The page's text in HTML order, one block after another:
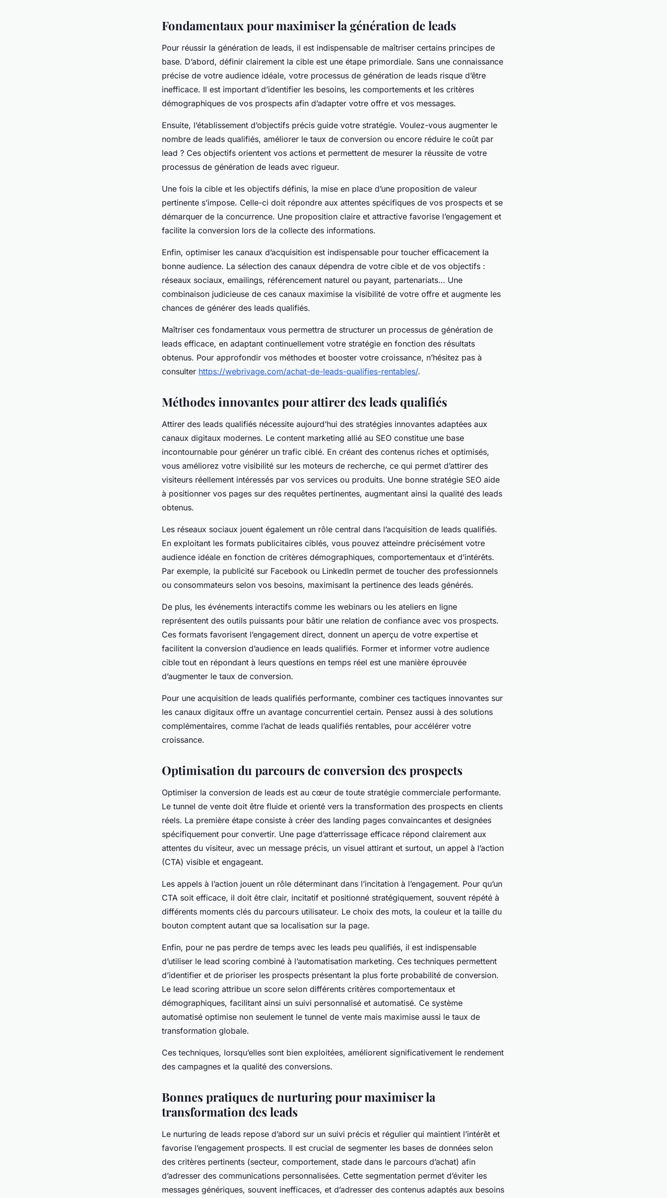
Fondamentaux pour maximiser la génération de leads
Pour réussir la génération de leads, il est indispensable de maîtriser certains principes de
base. D’abord, définir clairement la cible est une étape primordiale. Sans une connaissance
précise de votre audience idéale, votre processus de génération de leads risque d’être
inefficace. Il est important d’identifier les besoins, les comportements et les critères
démographiques de vos prospects afin d’adapter votre offre et vos messages.
Ensuite, l’établissement d’objectifs précis guide votre stratégie. Voulez-vous augmenter le
nombre de leads qualifiés, améliorer le taux de conversion ou encore réduire le coût par
lead ? Ces objectifs orientent vos actions et permettent de mesurer la réussite de votre
processus de génération de leads avec rigueur.
Une fois la cible et les objectifs définis, la mise en place d’une proposition de valeur
pertinente s’impose. Celle-ci doit répondre aux attentes spécifiques de vos prospects et se
démarquer de la concurrence. Une proposition claire et attractive favorise l’engagement et
facilite la conversion lors de la collecte des informations.
Enfin, optimiser les canaux d’acquisition est indispensable pour toucher efficacement la
bonne audience. La sélection des canaux dépendra de votre cible et de vos objectifs :
réseaux sociaux, emailings, référencement naturel ou payant, partenariats… Une
combinaison judicieuse de ces canaux maximise la visibilité de votre offre et augmente les
chances de générer des leads qualifiés.
Maîtriser ces fondamentaux vous permettra de structurer un processus de génération de
leads efficace, en adaptant continuellement votre stratégie en fonction des résultats
obtenus. Pour approfondir vos méthodes et booster votre croissance, n’hésitez pas à
consulter https://webrivage.com/achat-de-leads-qualifies-rentables/.
Méthodes innovantes pour attirer des leads qualifiés
Attirer des leads qualifiés nécessite aujourd’hui des stratégies innovantes adaptées aux
canaux digitaux modernes. Le content marketing allié au SEO constitue une base
incontournable pour générer un trafic ciblé. En créant des contenus riches et optimisés,
vous améliorez votre visibilité sur les moteurs de recherche, ce qui permet d’attirer des
visiteurs réellement intéressés par vos services ou produits. Une bonne stratégie SEO aide
à positionner vos pages sur des requêtes pertinentes, augmentant ainsi la qualité des leads
obtenus.
Les réseaux sociaux jouent également un rôle central dans l’acquisition de leads qualifiés.
En exploitant les formats publicitaires ciblés, vous pouvez atteindre précisément votre
audience idéale en fonction de critères démographiques, comportementaux et d’intérêts.
Par exemple, la publicité sur Facebook ou LinkedIn permet de toucher des professionnels
ou consommateurs selon vos besoins, maximisant la pertinence des leads générés.
De plus, les événements interactifs comme les webinars ou les ateliers en ligne
représentent des outils puissants pour bâtir une relation de confiance avec vos prospects.
Ces formats favorisent l’engagement direct, donnent un aperçu de votre expertise et
facilitent la conversion d’audience en leads qualifiés. Former et informer votre audience
cible tout en répondant à leurs questions en temps réel est une manière éprouvée
d’augmenter le taux de conversion.
Pour une acquisition de leads qualifiés performante, combiner ces tactiques innovantes sur
les canaux digitaux offre un avantage concurrentiel certain. Pensez aussi à des solutions
complémentaires, comme l’achat de leads qualifiés rentables, pour accélérer votre
croissance.
Optimisation du parcours de conversion des prospects
Optimiser la conversion de leads est au cœur de toute stratégie commerciale performante.
Le tunnel de vente doit être fluide et orienté vers la transformation des prospects en clients
réels. La première étape consiste à créer des landing pages convaincantes et designées
spécifiquement pour convertir. Une page d’atterrissage efficace répond clairement aux
attentes du visiteur, avec un message précis, un visuel attirant et surtout, un appel à l’action
(CTA) visible et engageant.
Les appels à l’action jouent un rôle déterminant dans l’incitation à l’engagement. Pour qu’un
CTA soit efficace, il doit être clair, incitatif et positionné stratégiquement, souvent répété à
différents moments clés du parcours utilisateur. Le choix des mots, la couleur et la taille du
bouton comptent autant que sa localisation sur la page.
Enfin, pour ne pas perdre de temps avec les leads peu qualifiés, il est indispensable
d’utiliser le lead scoring combiné à l’automatisation marketing. Ces techniques permettent
d’identifier et de prioriser les prospects présentant la plus forte probabilité de conversion.
Le lead scoring attribue un score selon différents critères comportementaux et
démographiques, facilitant ainsi un suivi personnalisé et automatisé. Ce système
automatisé optimise non seulement le tunnel de vente mais maximise aussi le taux de
transformation globale.
Ces techniques, lorsqu’elles sont bien exploitées, améliorent significativement le rendement
des campagnes et la qualité des conversions.
Bonnes pratiques de nurturing pour maximiser la
transformation des leads
Le nurturing de leads repose d’abord sur un suivi précis et régulier qui maintient l’intérêt et
favorise l’engagement prospects. Il est crucial de segmenter les bases de données selon
des critères pertinents (secteur, comportement, stade dans le parcours d’achat) afin
d’adresser des communications personnalisées. Cette segmentation permet d’éviter les
messages génériques, souvent inefficaces, et d’adresser des contenus adaptés aux besoins